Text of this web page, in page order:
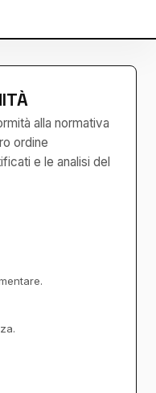
alla normativa
ordine
e le analisi del